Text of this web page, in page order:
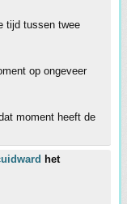
tijd tussen twee
op ongeveer
moment heeft de
het